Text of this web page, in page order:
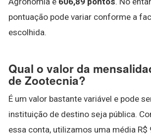
pontuação pode variar conforme a
escolhida.
Qual o valor da
de Zootecnia?
É um valor bastante variável e pode
instituição de destino seja pública.
essa conta, utilizamos uma média R$